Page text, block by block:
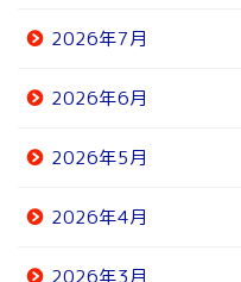
2026年7月
2026年6月
2026年5月
2026年4月